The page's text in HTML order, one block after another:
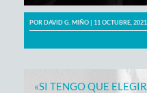
PORDAVID G. MIÑO | 11 OCTUBRE, 2021
«SI TENGO QUE